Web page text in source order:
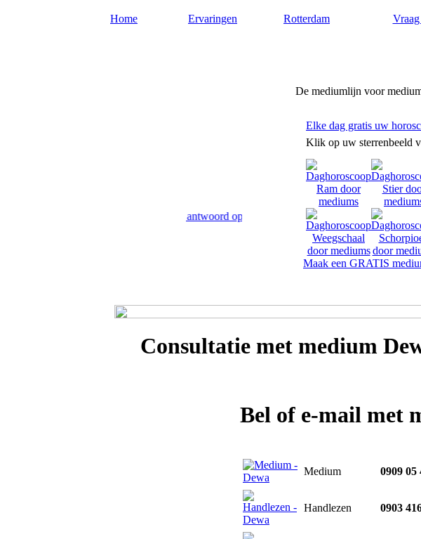
Home Ervaringen Rotterdam
De mediumlijn voor
geven paranormaal advies en antwoord op uw levensvragen.
Elke dag gratis uw
Klik op uw sterrenbeeld
Maak een GRATIS
Consultatie met medium
Bel of e-mail met
Medium 0909 05
Handlezen 0903